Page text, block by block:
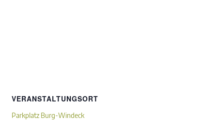
VERANSTALTUNGSORT
Parkplatz Burg-Windeck